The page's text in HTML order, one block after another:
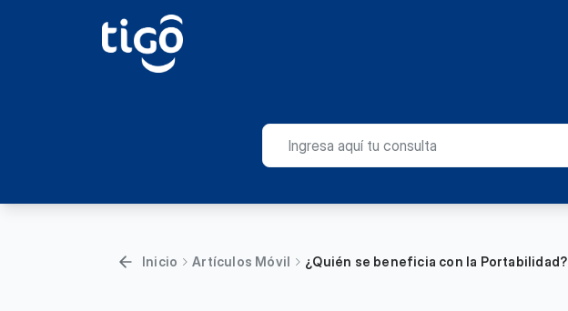
Inicio Artículos Móvil ¿Quién se beneficia con la Portabilidad?